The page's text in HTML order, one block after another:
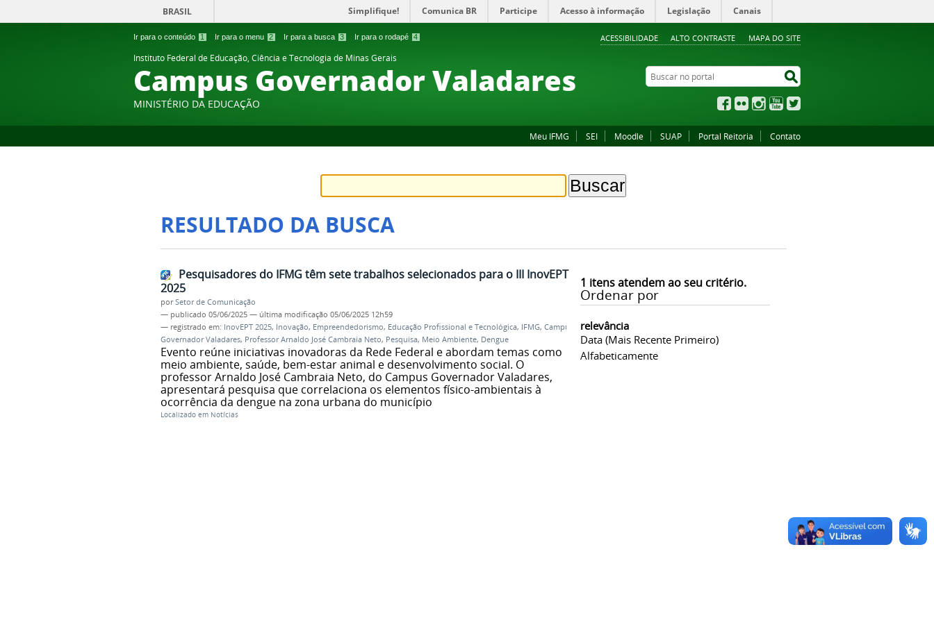
Ir para o conteúdo 1 Ir para o menu 2 Ir para a busca 3 Ir para o rodapé 4 ACESSIBILIDADE ALTO CONTRASTE MAPA DO SITE
BRASIL Simplifique! Comunica BR Participe Acesso à informação Legislação Canais
Instituto Federal de Educação, Ciência e Tecnologia de Minas Gerais
Campus Governador Valadares
MINISTÉRIO DA EDUCAÇÃO
Buscar no portal
Facebook
Flickr InstagramYouTube
Meu IFMG SEI Moodle SUAP Portal Reitoria Contato
RESULTADO DA BUSCA
1 itens atendem ao seu critério.
Ordenar por
relevância
Data (mais Recente Primeiro)
Alfabeticamente
Pesquisadores do IFMG têm sete trabalhos selecionados para o III InovEPT
2025
porSetor de Comunicação
— publicado 05/06/2025 — última modificação 05/06/2025 12h59
— registrado em: InovEPT 2025, Inovação, Empreendedorismo, Educação Profissional e Tecnológica, IFMG, Campus
Governador Valadares, Professor Arnaldo José Cambraia Neto, Pesquisa, Meio Ambiente, Dengue
Evento reúne iniciativas inovadoras da Rede Federal e abordam temas como
meio ambiente, saúde, bem-estar animal e desenvolvimento social. O
professor Arnaldo José Cambraia Neto, do Campus Governador Valadares,
apresentará pesquisa que correlaciona os elementos físico-ambientais à
ocorrência da dengue na zona urbana do município
Localizado em Notícias